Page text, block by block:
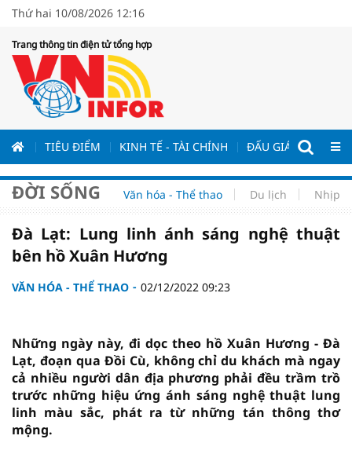
Thứ hai 10/08/2026 12:16
Trang thông tin điện tử tổng hợp
TIÊU ĐIỂM KINH TẾ - TÀI CHÍNH ĐẤU GIÁ - ĐẤU
ĐỜI SỐNG Văn hóa - Thể thao Du lịch Nhịp
Đà Lạt: Lung linh ánh sáng nghệ thuật
bên hồ Xuân Hương
VĂN HÓA - THỂ THAO 02/12/2022 09:23
Những ngày này, đi dọc theo hồ Xuân Hương - Đà
Lạt, đoạn qua Đồi Cù, không chỉ du khách mà ngay
cả nhiều người dân địa phương phải đều trầm trồ
trước những hiệu ứng ánh sáng nghệ thuật lung
linh màu sắc, phát ra từ những tán thông thơ
mộng.